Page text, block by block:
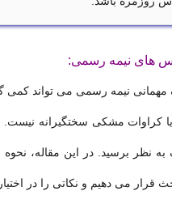
های نیمه رسمی:
نیمه رسمی می تواند کمی
کراوات مشکی سختگیرانه نیست.
نظر برسید. در این مقاله،
قرار می دهیم و نکاتی را در